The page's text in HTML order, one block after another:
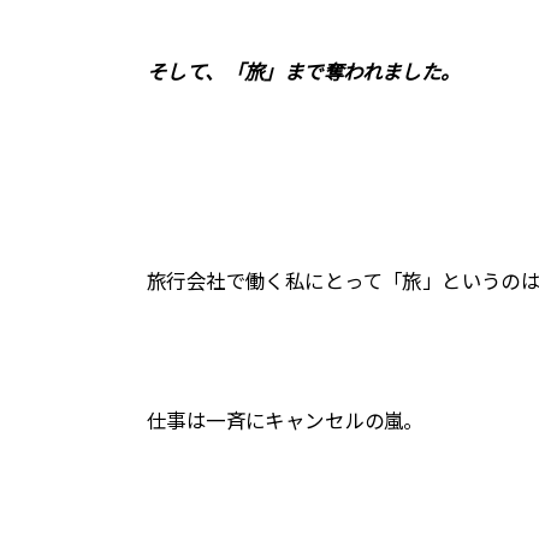
そして、「旅」まで奪われました。
旅行会社で働く私にとって「旅」というの
仕事は一斉にキャンセルの嵐。